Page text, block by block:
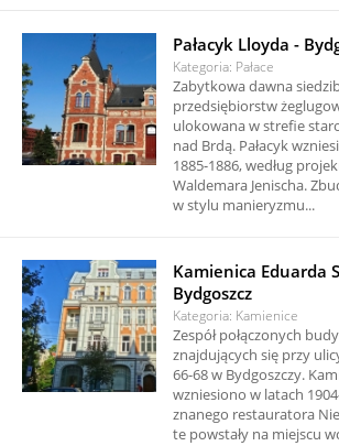
Pałacyk Lloyda -
Kategoria: Pałace
Zabytkowa dawna
przedsiębiorstw
ulokowana w strefie
nad Brdą. Pałacyk
1885-1886, według
Waldemara Jenischa.
w stylu manieryzmu...
Kamienica Eduarda
Bydgoszcz
Kategoria: Kamienice
Zespół połączonych
znajdujących się przy
66-68 w Bydgoszczy.
wzniesiono w latach
znanego restauratora
te powstały na miejscu